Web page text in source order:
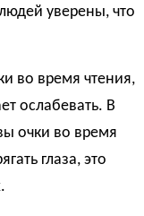
уверены, что
во время чтения,
ослабевать. В
очки во время
глаза, это